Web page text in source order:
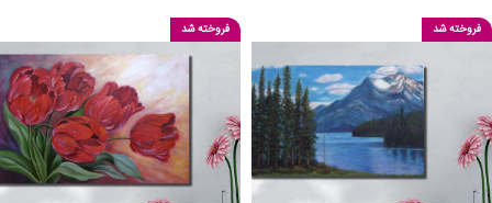
فروخته شد فروخته شد